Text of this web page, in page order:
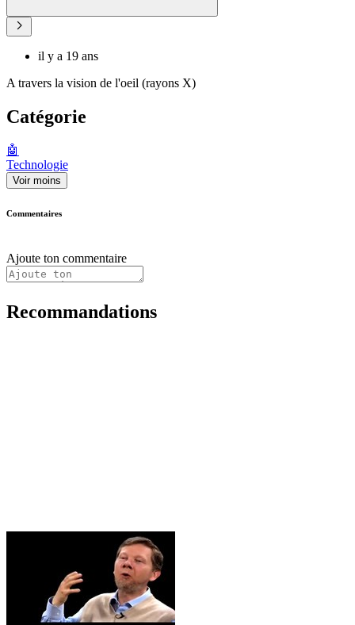
il y a 19 ans
A travers la vision de l'oeil (rayons X)
Catégorie
🤖
Technologie
Voir moins
Commentaires
Ajoute ton commentaire
Recommandations